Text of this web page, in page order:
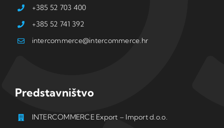
+385 52 703 400
+385 52 741 392
intercommerce@intercommerce.hr
Predstavništvo
INTERCOMMERCE Export – Import d.o.o.